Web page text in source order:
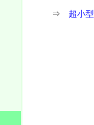
⇒ 超小